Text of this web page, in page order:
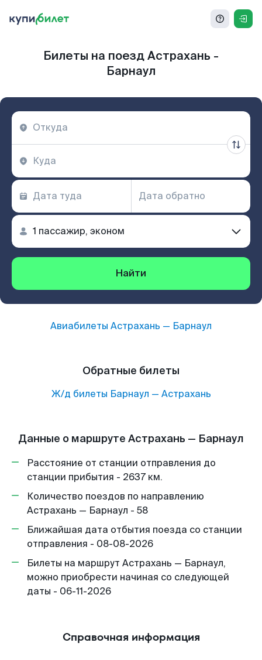
Билеты на поезд Астрахань -
Барнаул
Найти
Авиабилеты Астрахань — Барнаул
Обратные билеты
Ж/д билеты Барнаул — Астрахань
Данные о маршруте Астрахань — Барнаул
Расстояние от станции отправления до
станции прибытия - 2637 км.
Количество поездов по направлению
Астрахань — Барнаул - 58
Ближайшая дата отбытия поезда со станции
отправления - 08-08-2026
Билеты на маршрут Астрахань — Барнаул,
можно приобрести начиная со следующей
даты - 06-11-2026
Справочная информация